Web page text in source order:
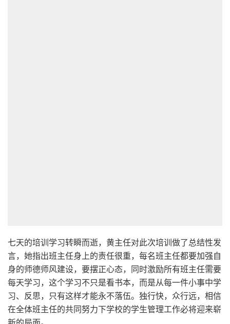
七天的培训学习转瞬而逝，黄主任对此次培训做了总结性发
言，她指出班主任身上的责任很重，每名班主任都要加强自
身的师德师风建设，要摆正心态，同时激励所有班主任需要
每天学习，这个学习不只是看书本，而是从每一件小事中学
习、反思，只有这样才能永不落伍。独行快，众行远，相信
在全体班主任的共同努力下学校的学生管理工作必将迎来崭